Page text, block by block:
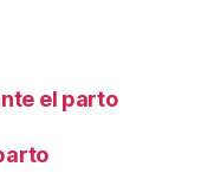
el parto